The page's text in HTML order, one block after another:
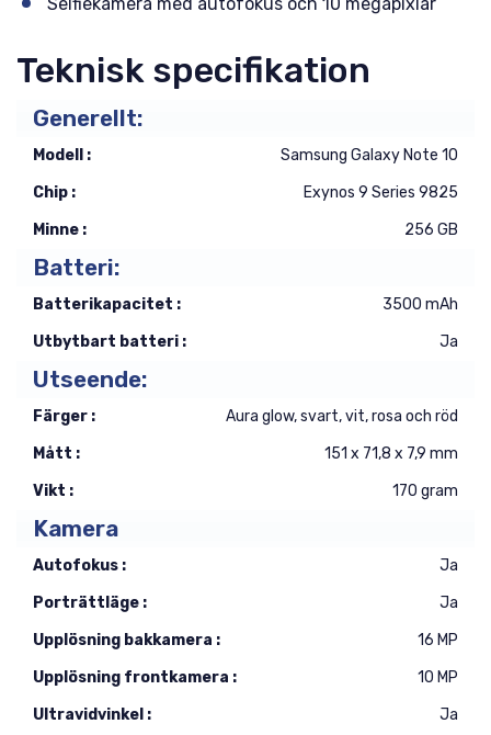
Teknisk specifikation
Generellt:
Modell :
Samsung Galaxy Note 10
Chip :
Exynos 9 Series 9825
Minne :
256 GB
Batteri:
Batterikapacitet :
3500 mAh
Utbytbart batteri :
Ja
Utseende:
Färger :
Aura glow, svart, vit, rosa och röd
Mått :
151 x 71,8 x 7,9 mm
Vikt :
170 gram
Kamera
Autofokus :
Ja
Porträttläge :
Ja
Upplösning bakkamera :
16 MP
Upplösning frontkamera :
10 MP
Ultravidvinkel :
Ja